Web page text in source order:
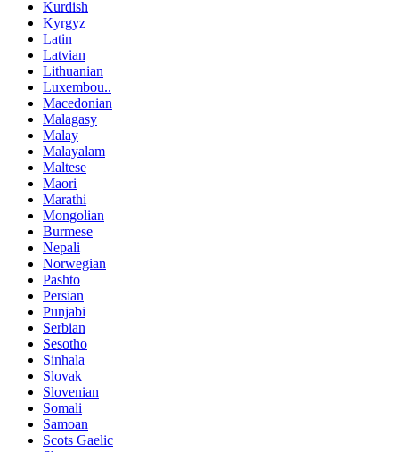
Kurdish
Kyrgyz
Latin
Latvian
Lithuanian
Luxembou..
Macedonian
Malagasy
Malay
Malayalam
Maltese
Maori
Marathi
Mongolian
Burmese
Nepali
Norwegian
Pashto
Persian
Punjabi
Serbian
Sesotho
Sinhala
Slovak
Slovenian
Somali
Samoan
Scots Gaelic